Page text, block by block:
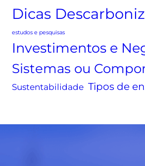
o
a
m
n
t
t
o
a
l
t
a
d
Dicas
estudos e pesquisas
Investimentos e
Sistemas ou
Sustentabilidade Tipos de